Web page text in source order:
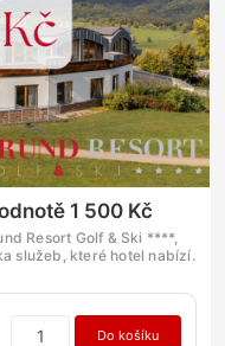
1 500 Kč
Resort Golf & Ski ****,
služeb, které hotel nabízí.
Do košíku